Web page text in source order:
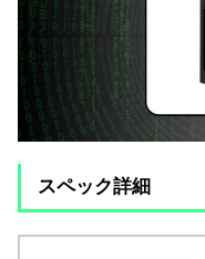
スペック詳細